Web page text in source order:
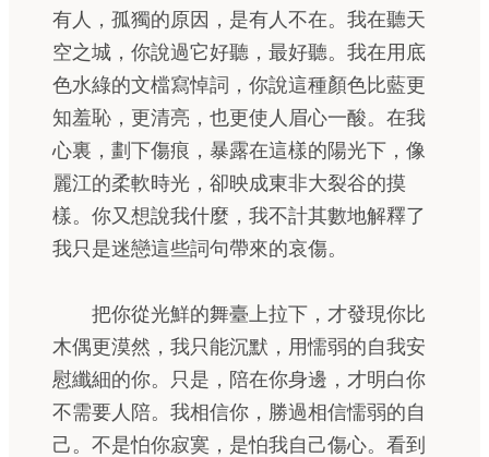
有人，孤獨的原因，是有人不在。我在聽天
空之城，你說過它好聽，最好聽。我在用底
色水綠的文檔寫悼詞，你說這種顏色比藍更
知羞恥，更清亮，也更使人眉心一酸。在我
心裏，劃下傷痕，暴露在這樣的陽光下，像
麗江的柔軟時光，卻映成東非大裂谷的摸
樣。你又想說我什麼，我不計其數地解釋了
我只是迷戀這些詞句帶來的哀傷。
把你從光鮮的舞臺上拉下，才發現你比
木偶更漠然，我只能沉默，用懦弱的自我安
慰纖細的你。只是，陪在你身邊，才明白你
不需要人陪。我相信你，勝過相信懦弱的自
己。不是怕你寂寞，是怕我自己傷心。看到